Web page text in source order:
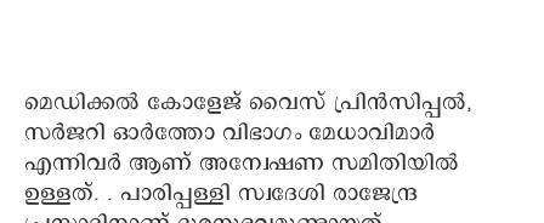
മെഡിക്കൽ കോളേജ് വൈസ് പ്രിൻസിപ്പൽ,
സർജറി ഓർത്തോ വിഭാഗം മേധാവിമാർ
എന്നിവർ ആണ് അന്വേഷണ സമിതിയിൽ
ഉള്ളത്. . പാരിപ്പള്ളി സ്വദേശി രാജേന്ദ്ര